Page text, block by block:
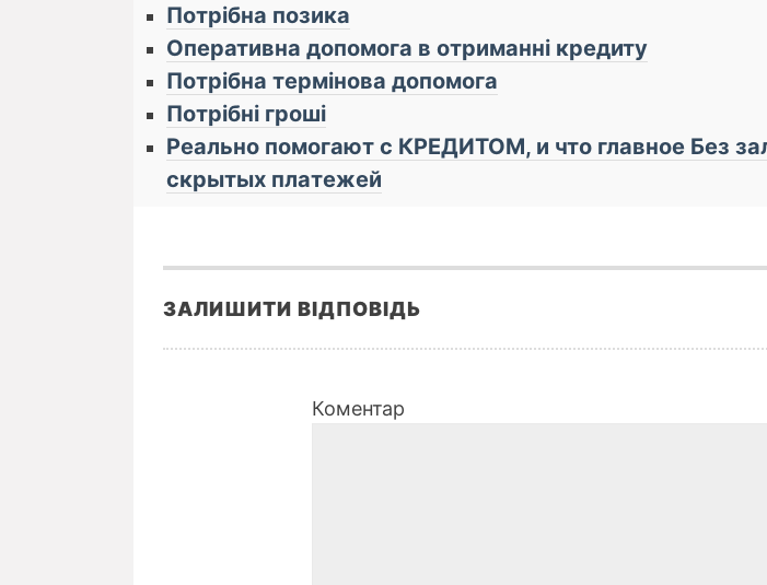
Потрібна позика
Оперативна допомога в отриманні кредиту
Потрібна термінова допомога
Потрібні гроші
Реально помогают с КРЕДИТОМ, и что главное Бeз
cкрытых плaтeжей
ЗАЛИШИТИ ВІДПОВІДЬ
Коментар